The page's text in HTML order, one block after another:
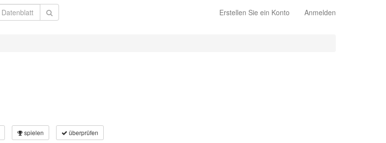
Erstellen Sie ein Konto Anmelden
spielen überprüfen